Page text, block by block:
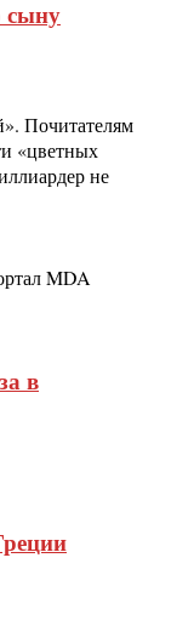
сыну
Почитателям
«цветных
не
MDA
в